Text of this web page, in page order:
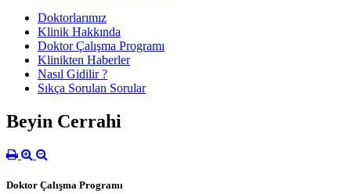
Doktorlarımız
Klinik Hakkında
Doktor Çalışma Programı
Klinikten Haberler
Nasıl Gidilir ?
Sıkça Sorulan Sorular
Beyin Cerrahi
Doktor Çalışma Programı